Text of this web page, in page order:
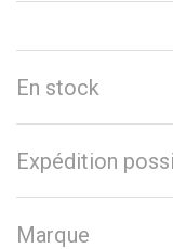
En stock
Expédition
Marque